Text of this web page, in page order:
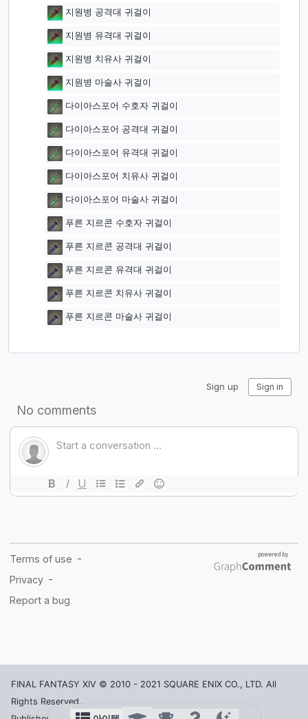
지원병 공격대 귀걸이
지원병 유격대 귀걸이
지원병 치유사 귀걸이
지원병 마술사 귀걸이
다이아스포어 수호자 귀걸이
다이아스포어 공격대 귀걸이
다이아스포어 유격대 귀걸이
다이아스포어 치유사 귀걸이
다이아스포어 마술사 귀걸이
푸른 지르콘 수호자 귀걸이
푸른 지르콘 공격대 귀걸이
푸른 지르콘 유격대 귀걸이
푸른 지르콘 치유사 귀걸이
푸른 지르콘 마술사 귀걸이
FINAL FANTASY XIV © 2010 - 2021 SQUARE ENIX CO., LTD. All
Rights Reserved.